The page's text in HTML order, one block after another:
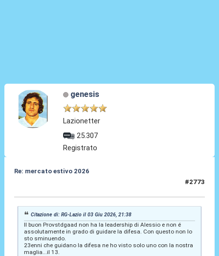
genesis
Lazionetter
25.307
Registrato
Re: mercato estivo 2026
#2773
Citazione di: RG-Lazio il 03 Giu 2026, 21:38
Il buon Provstdgaad non ha la leadership di Alessio e non é
assolutamente in grado di guidare la difesa. Con questo non lo
sto sminuendo.
23enni che guidano la difesa ne ho visto solo uno con la nostra
maglia...il 13.